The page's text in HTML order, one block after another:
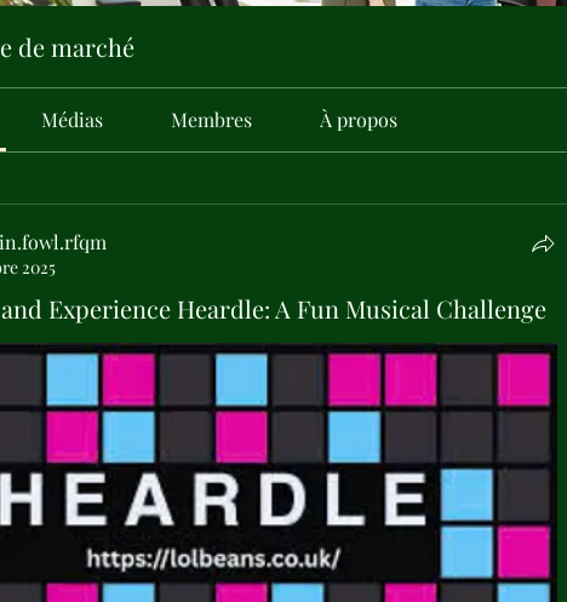
de marché
Médias Membres À propos
2025
Experience Heardle: A Fun Musical Challenge